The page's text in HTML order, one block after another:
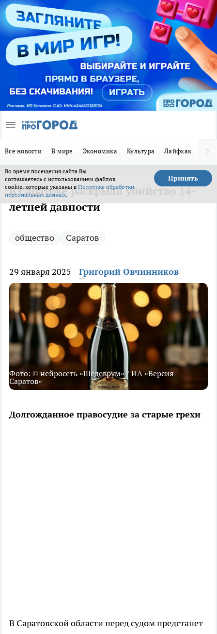
Все новости В мире Экономика Культура Лайфхак
Во время посещения сайта Вы
соглашаетесь с использованием файлов
cookie, которые указаны в Политике обработки
персональных данных.
Принять
В Саратове раскрыли убийство 14-
летней давности
общество Саратов
29 января 2025 Григорий Овчинников
Фото: © нейросеть «Шедеврум» / ИА «Версия-
Саратов»
Долгожданное правосудие за старые грехи
В Саратовской области перед судом предстанет